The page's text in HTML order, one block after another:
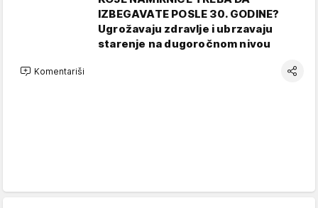
IZBEGAVATE POSLE 30. GODINE?
Ugrožavaju zdravlje i ubrzavaju
starenje na dugoročnom nivou
Komentariši